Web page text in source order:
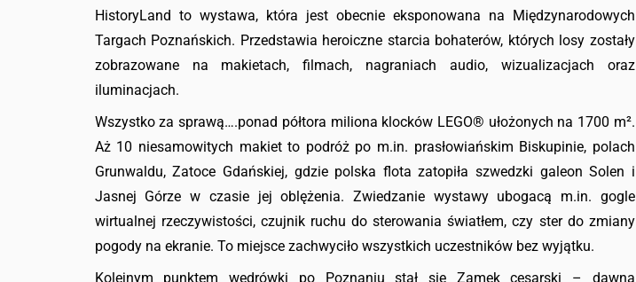
HistoryLand to wystawa, która jest obecnie eksponowana na Międzynarodowych
Targach Poznańskich. Przedstawia heroiczne starcia bohaterów, których losy zostały
zobrazowane na makietach, filmach, nagraniach audio, wizualizacjach oraz
iluminacjach.
Wszystko za sprawą….ponad półtora miliona klocków LEGO® ułożonych na 1700 m².
Aż 10 niesamowitych makiet to podróż po m.in. prasłowiańskim Biskupinie, polach
Grunwaldu, Zatoce Gdańskiej, gdzie polska flota zatopiła szwedzki galeon Solen i
Jasnej Górze w czasie jej oblężenia. Zwiedzanie wystawy ubogacą m.in. gogle
wirtualnej rzeczywistości, czujnik ruchu do sterowania światłem, czy ster do zmiany
pogody na ekranie. To miejsce zachwyciło wszystkich uczestników bez wyjątku.
Kolejnym punktem wędrówki po Poznaniu stał się Zamek cesarski – dawna